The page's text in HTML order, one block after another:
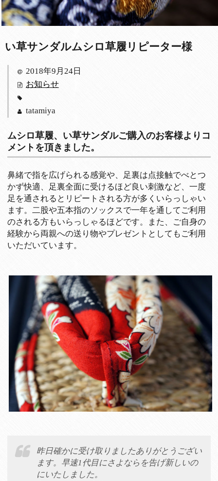
い草サンダルムシロ草履リピーター様
2018年9月24日
お知らせ
tatamiya
ムシロ草履、い草サンダルご購入のお客様よりコ
メントを頂きました。
鼻緒で指を広げられる感覚や、足裏は点接触でべとつ
かず快適、足裏全面に受けるほど良い刺激など、一度
足を通されるとリピートされる方が多くいらっしゃい
ます。二股や五本指のソックスで一年を通してご利用
のされる方もいらっしゃるほどです。また、ご自身の
経験から両親への送り物やプレゼントとしてもご利用
いただいています。
昨日確かに受け取りましたありがとうござい
ます。早速1代目にさよならを告げ新しいの
にいたしました。